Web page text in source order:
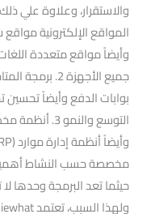
المواقع الإلكترونية
وأيضاً مواقع متعددة
جميع الأجهزة 2.
بوابات الدفع وأيضاً تحسين
حيثما تعد البرمجة وحدها